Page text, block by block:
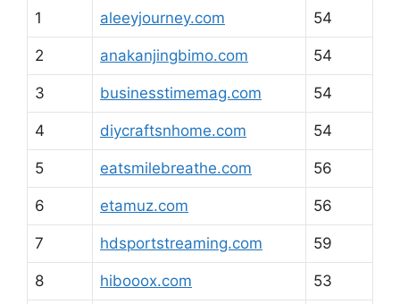
1 aleeyjourney.com 54
2 anakanjingbimo.com 54
3 businesstimemag.com 54
4 diycraftsnhome.com 54
5 eatsmilebreathe.com 56
6 etamuz.com 56
7 hdsportstreaming.com 59
8 hibooox.com 53